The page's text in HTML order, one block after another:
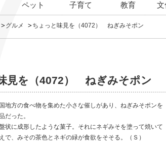
ペット 子育て 教育 文
グルメ ちょっと味見を（4072） ねぎみそポン
見を（4072） ねぎみそポン
地方の食べ物を集めた小さな催しがあり、ねぎみそポンを
だった。
状に成形したような菓子。それにネギみそを塗って焼いて
で、みその茶色とネギの緑が食欲をそそる。（Ｓ）